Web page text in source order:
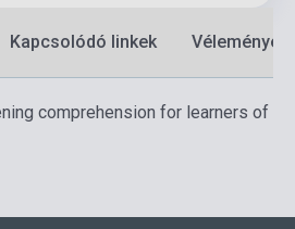
Kapcsolódó linkek Vélemények
comprehension for learners of